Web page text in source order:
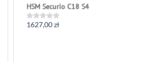
out
of
5
HSM Securio C18 S4
Rated
1627,00zł